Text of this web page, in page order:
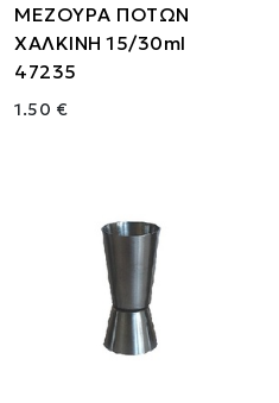
ΜΕΖΟΥΡΑ ΠΟΤΩΝ
ΧΑΛΚΙΝΗ 15/30ml
47235
1.50 €